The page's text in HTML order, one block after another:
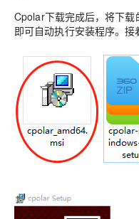
Cpolar下载完成后，将下载
即可自动执行安装程序。接